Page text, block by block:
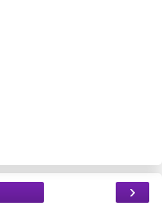
›